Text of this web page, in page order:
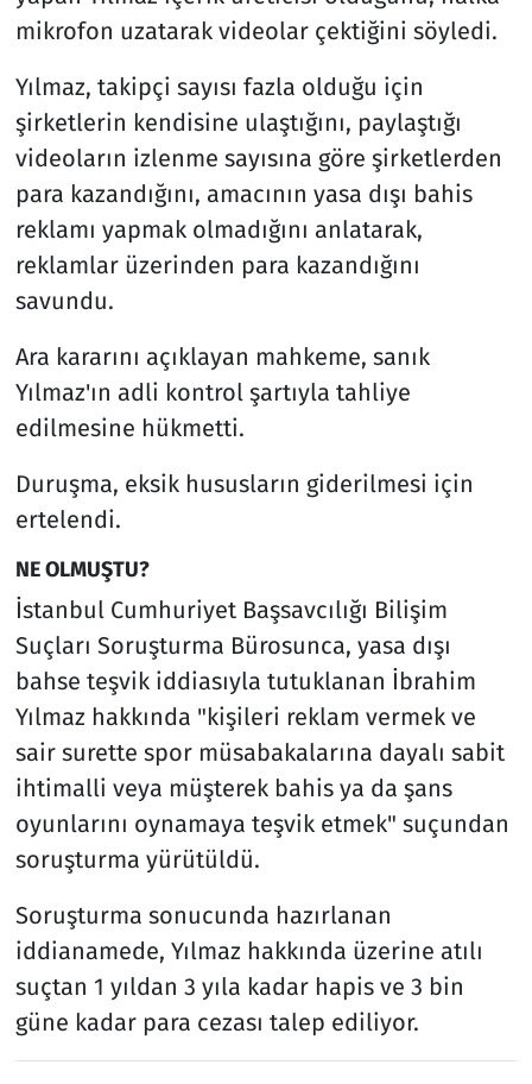
mikrofon uzatarak videolar çektiğini söyledi.
Yılmaz, takipçi sayısı fazla olduğu için
şirketlerin kendisine ulaştığını, paylaştığı
videoların izlenme sayısına göre şirketlerden
para kazandığını, amacının yasa dışı bahis
reklamı yapmak olmadığını anlatarak,
reklamlar üzerinden para kazandığını
savundu.
Ara kararını açıklayan mahkeme, sanık
Yılmaz'ın adli kontrol şartıyla tahliye
edilmesine hükmetti.
Duruşma, eksik hususların giderilmesi için
ertelendi.
NE OLMUŞTU?
İstanbul Cumhuriyet Başsavcılığı Bilişim
Suçları Soruşturma Bürosunca, yasa dışı
bahse teşvik iddiasıyla tutuklanan İbrahim
Yılmaz hakkında "kişileri reklam vermek ve
sair surette spor müsabakalarına dayalı sabit
ihtimalli veya müşterek bahis ya da şans
oyunlarını oynamaya teşvik etmek" suçundan
soruşturma yürütüldü.
Soruşturma sonucunda hazırlanan
iddianamede, Yılmaz hakkında üzerine atılı
suçtan 1 yıldan 3 yıla kadar hapis ve 3 bin
güne kadar para cezası talep ediliyor.